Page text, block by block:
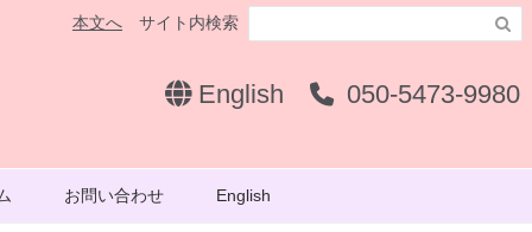
本文へ サイト内検索 
English 050-5473-9980
お問い合わせ English